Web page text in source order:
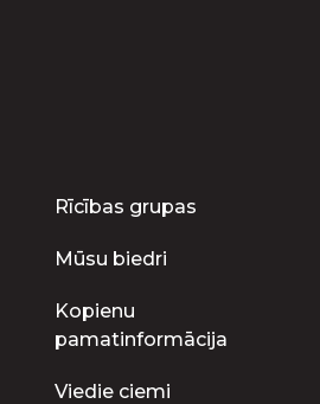
Rīcības grupas
Mūsu biedri
Kopienu
pamatinformācija
Viedie ciemi